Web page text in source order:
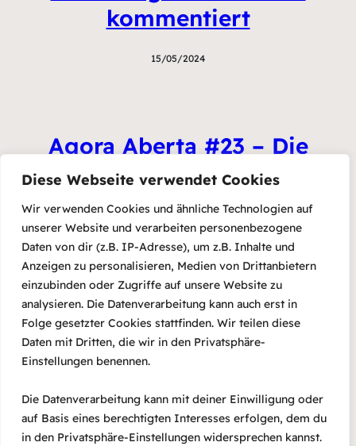
Diese Webseite verwendet Cookies
Wir verwenden Cookies und ähnliche Technologien auf
unserer Website und verarbeiten personenbezogene
Daten von dir (z.B. IP-Adresse), um z.B. Inhalte und
Anzeigen zu personalisieren, Medien von Drittanbietern
einzubinden oder Zugriffe auf unsere Website zu
analysieren. Die Datenverarbeitung kann auch erst in
Folge gesetzter Cookies stattfinden. Wir teilen diese
Daten mit Dritten, die wir in den Privatsphäre-
Einstellungen benennen.
Die Datenverarbeitung kann mit deiner Einwilligung oder
auf Basis eines berechtigten Interesses erfolgen, dem du
in den Privatsphäre-Einstellungen widersprechen kannst.
kommentiert
15/05/2024
Agora Aberta #23 – Die
Offene Bühne
19/03/2024
La Source Bleue
19/03/2024
Vorherige Seite 1 … 11 12 13 14
15
Nächste Seite